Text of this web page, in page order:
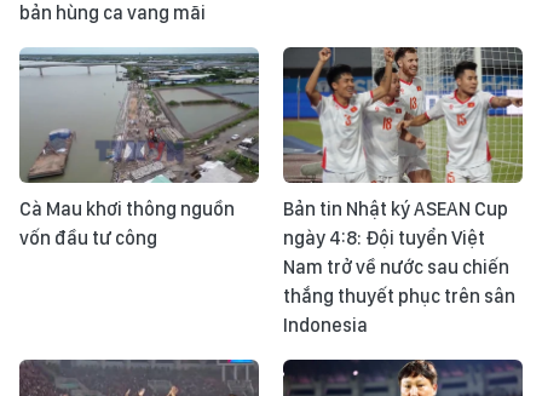
bản hùng ca vang mãi
Cà Mau khơi thông nguồn
vốn đầu tư công
Bản tin Nhật ký ASEAN Cup
ngày 4:8: Đội tuyển Việt
Nam trở về nước sau chiến
thắng thuyết phục trên sân
Indonesia